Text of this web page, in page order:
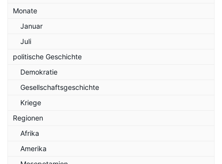
Monate
Januar
Juli
politische Geschichte
Demokratie
Gesellschaftsgeschichte
Kriege
Regionen
Afrika
Amerika